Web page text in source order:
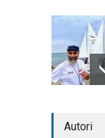
Autori